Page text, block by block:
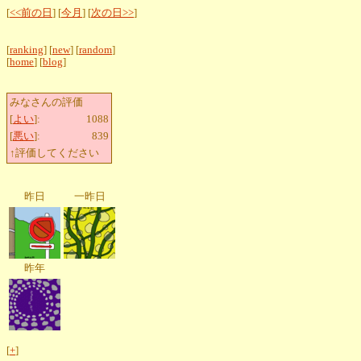
[<<前の日 ] [今月 ] [次の日>>]
[ranking] [new] [random]
[home] [blog]
みなさんの評価
[よい]:
1088
[悪い]:
839
↑評価してください
昨日 一昨日
昨年
[+]